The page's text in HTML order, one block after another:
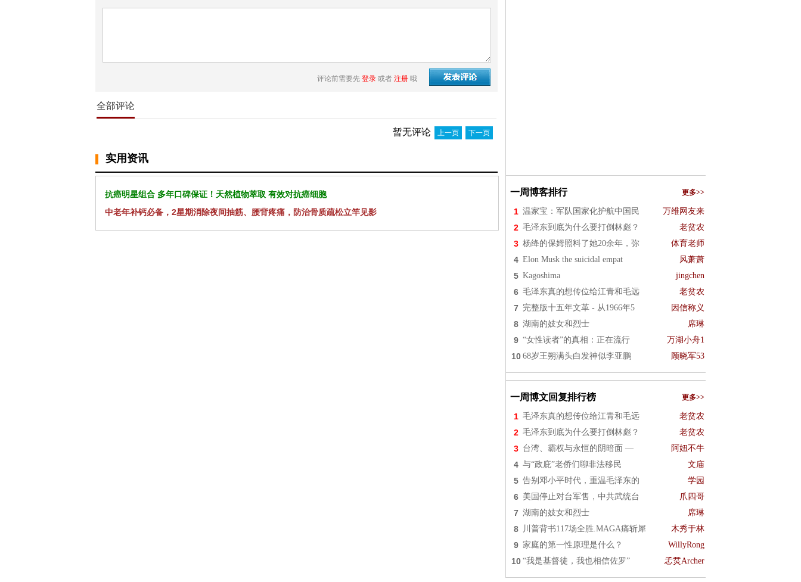
评论前需要先 登录 或者 注册 哦
全部评论
暂无评论 上一页 下一页
实用资讯
抗癌明星组合 多年口碑保证！天然植物萃取 有效对抗癌细胞
中老年补钙必备，2星期消除夜间抽筋、腰背疼痛，防治骨质疏松立竿见影
一周博客排行 更多>>
1 温家宝：军队国家化护航中国民 万维网友来
2 毛泽东到底为什么要打倒林彪？ 老贫农
3 杨绛的保姆照料了她20余年，弥 体育老师
4 Elon Musk the suicidal empat 风萧萧
5 Kagoshima jingchen
6 毛泽东真的想传位给江青和毛远 老贫农
7 完整版十五年文革 - 从1966年5 因信称义
8 湖南的妓女和烈士 席琳
9 “女性读者”的真相：正在流行 万湖小舟1
10 68岁王朔满头白发神似李亚鹏 顾晓军53
一周博文回复排行榜 更多>>
1 毛泽东真的想传位给江青和毛远 老贫农
2 毛泽东到底为什么要打倒林彪？ 老贫农
3 台湾、霸权与永恒的阴暗面 — 阿妞不牛
4 与“政庇”老侨们聊非法移民 文庙
5 告别邓小平时代，重温毛泽东的 学园
6 美国停止对台军售，中共武统台 爪四哥
7 湖南的妓女和烈士 席琳
8 川普背书117场全胜.MAGA痛斩犀 木秀于林
9 家庭的第一性原理是什么？ WillyRong
10 “我是基督徒，我也相信佐罗” 孞烎Archer